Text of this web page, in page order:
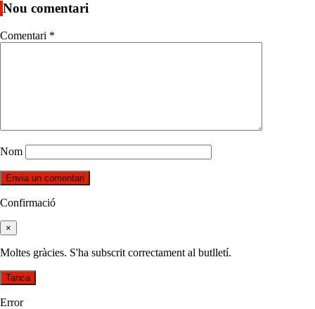
Nou comentari
Comentari *
Nom
Confirmació
×
Moltes gràcies. S'ha subscrit correctament al butlletí.
Tanca
Error